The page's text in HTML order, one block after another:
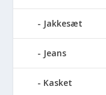
Jakkesæt
Jeans
Kasket